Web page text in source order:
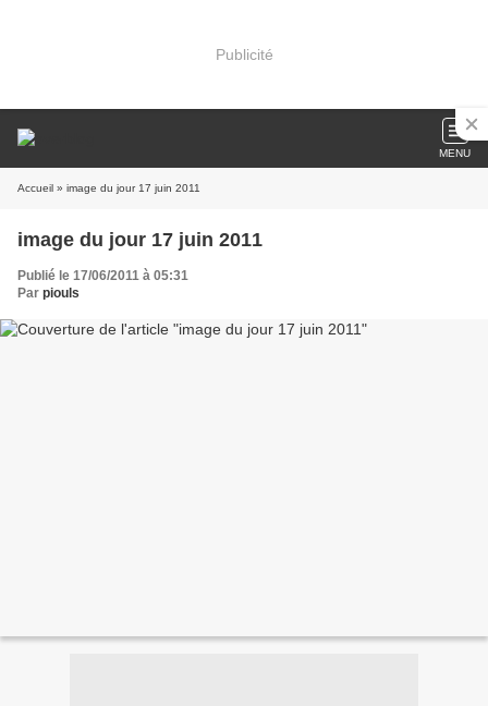
Publicité
MENU
Accueil » image du jour 17 juin 2011
image du jour 17 juin 2011
Publié le 17/06/2011 à 05:31
Par piouls